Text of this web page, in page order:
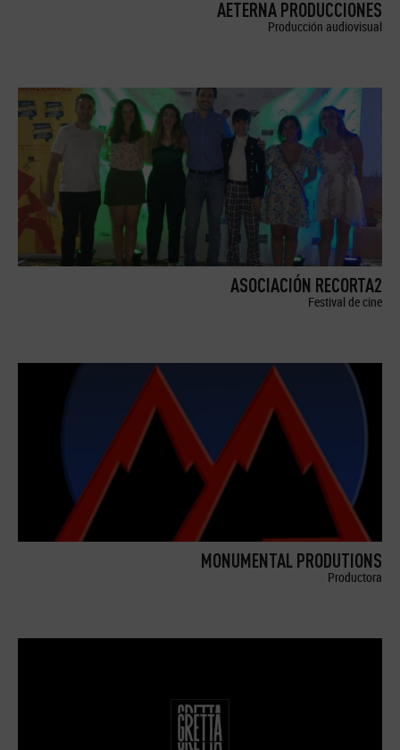
AETERNA PRODUCCIONES
Producción audiovisual
ASOCIACIÓN RECORTA2
Festival de cine
MONUMENTAL PRODUTIONS
Productora